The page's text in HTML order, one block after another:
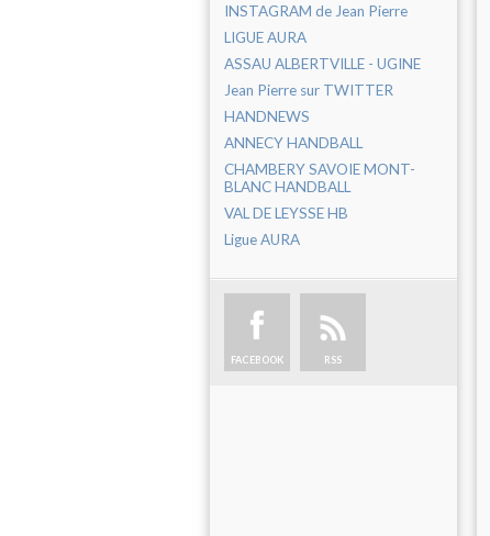
INSTAGRAM de Jean Pierre
LIGUE AURA
ASSAU ALBERTVILLE - UGINE
Jean Pierre sur TWITTER
HANDNEWS
ANNECY HANDBALL
CHAMBERY SAVOIE MONT-
BLANC HANDBALL
VAL DE LEYSSE HB
Ligue AURA
FACEBOOK RSS